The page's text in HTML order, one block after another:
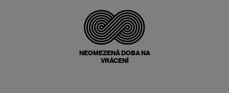
NEOMEZENÁ DOBA NA
VRÁCENÍ